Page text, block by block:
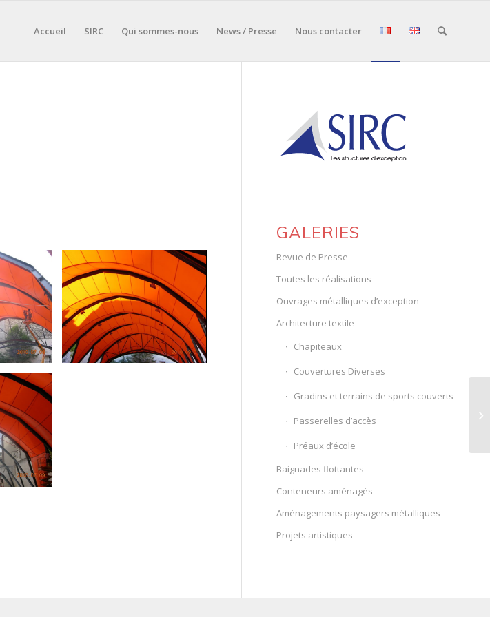
Accueil SIRC Qui sommes-nous News / Presse Nous contacter
GALERIES
Revue de Presse
Toutes les réalisations
Ouvrages métalliques d’exception
Architecture textile
Chapiteaux
Couvertures Diverses
Gradins et terrains de sports couverts
Passerelles d’accès
Préaux d’école
Baignades flottantes
Conteneurs aménagés
Aménagements paysagers métalliques
Projets artistiques